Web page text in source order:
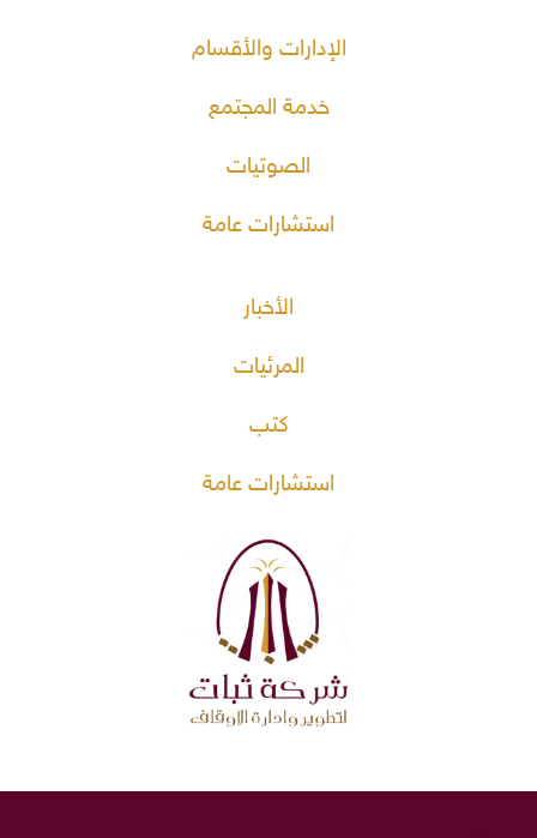
الإدارات والأقسام
خدمة المجتمع
الصوتيات
استشارات عامة
الأخبار
المرئيات
كتب
استشارات عامة